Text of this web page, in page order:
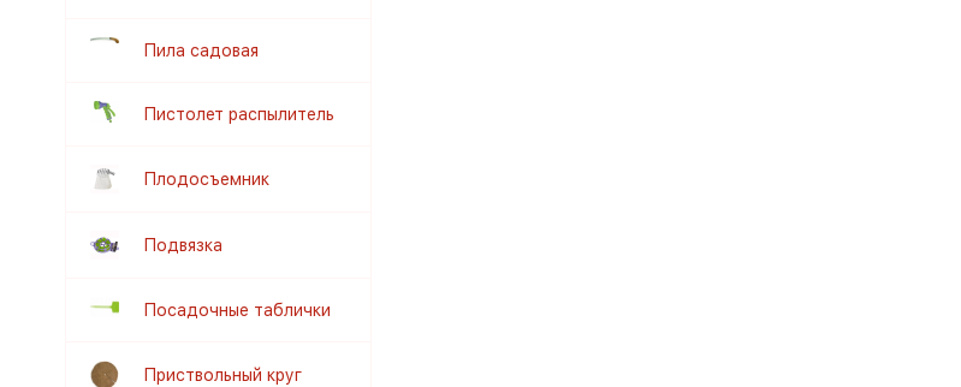
Пила садовая
Пистолет распылитель
Плодосъемник
Подвязка
Посадочные таблички
Приствольный круг